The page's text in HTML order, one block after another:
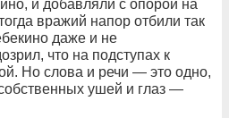
и добавляли с опорой на
вражий напор отбили так
даже и не
что на подступах к
Но слова и речи — это одно,
ушей и глаз —